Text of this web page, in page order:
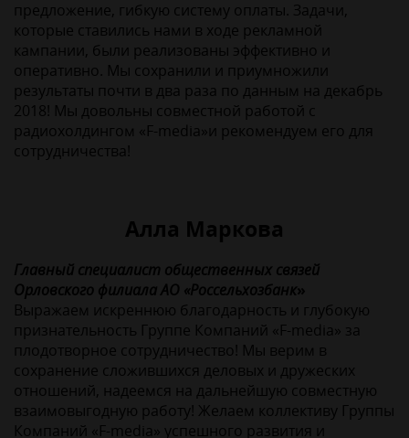
предложение, гибкую систему оплаты. Задачи,
которые ставились нами в ходе рекламной
кампании, были реализованы эффективно и
оперативно. Мы сохранили и приумножили
результаты почти в два раза по данным на декабрь
2018! Мы довольны совместной работой с
радиохолдингом «F-media»и рекомендуем его для
сотрудничества!
Алла Маркова
Главный специалист общественных связей
Орловского филиала АО «Россельхозбанк»
Выражаем искреннюю благодарность и глубокую
признательность Группе Компаний «F-media» за
плодотворное сотрудничество! Мы верим в
сохранение сложившихся деловых и дружеских
отношений, надеемся на дальнейшую совместную
взаимовыгодную работу! Желаем коллективу Группы
Компаний «F-media» успешного развития и